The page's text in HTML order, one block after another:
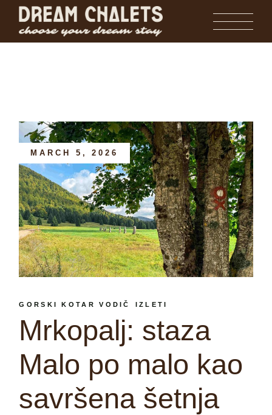
content
MARCH 5, 2026
GORSKI KOTAR VODIČ IZLETI
Mrkopalj: staza
Malo po malo kao
savršena šetnja